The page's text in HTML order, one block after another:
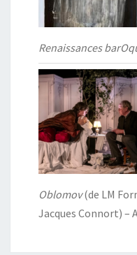
Renaissances
Oblomov(de LM
Jacques Connort) –